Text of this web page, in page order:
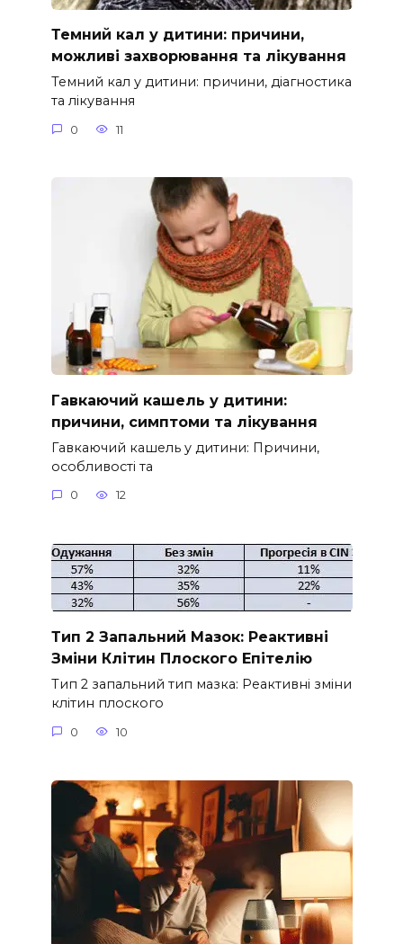
Темний кал у дитини: причини,
можливі захворювання та лікування
Темний кал у дитини: причини, діагностика
та лікування
0 11
Гавкаючий кашель у дитини:
причини, симптоми та лікування
Гавкаючий кашель у дитини: Причини,
особливості та
0 12
Тип 2 Запальний Мазок: Реактивні
Зміни Клітин Плоского Епітелію
Тип 2 запальний тип мазка: Реактивні зміни
клітин плоского
0 10